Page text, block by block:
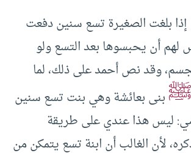
إذا بلغت الصغيرة تسع سنين دفعت
لهم أن يحبسوها بعد التسع ولو
وقد نص أحمد على ذلك، لما
ﷺبنى بعائشة وهي بنت تسع سنين
ليس هذا عندي على طريقة
لأن الغالب أن ابنة تسع يتمكن من